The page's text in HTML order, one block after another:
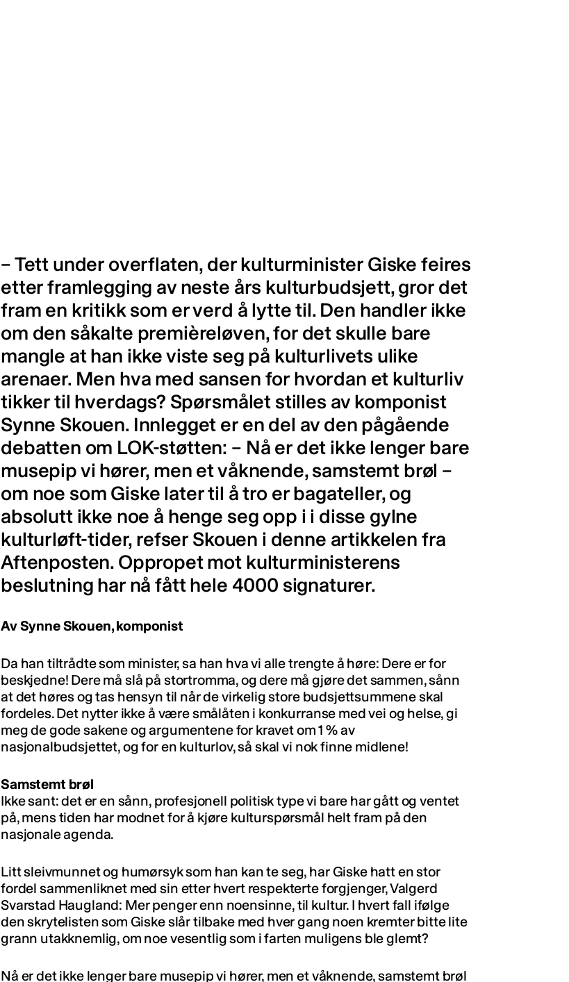
– Tett under overflaten, der kulturminister Giske feires
etter framlegging av neste års kulturbudsjett, gror det
fram en kritikk som er verd å lytte til. Den handler ikke
om den såkalte premièreløven, for det skulle bare
mangle at han ikke viste seg på kulturlivets ulike
arenaer. Men hva med sansen for hvordan et kulturliv
tikker til hverdags? Spørsmålet stilles av komponist
Synne Skouen. Innlegget er en del av den pågående
debatten om LOK-støtten: – Nå er det ikke lenger bare
musepip vi hører, men et våknende, samstemt brøl –
om noe som Giske later til å tro er bagateller, og
absolutt ikke noe å henge seg opp i i disse gylne
kulturløft-tider, refser Skouen i denne artikkelen fra
Aftenposten. Oppropet mot kulturministerens
beslutning har nå fått hele 4000 signaturer.
Av Synne Skouen, komponist
Da han tiltrådte som minister, sa han hva vi alle trengte å høre: Dere er for
beskjedne! Dere må slå på stortromma, og dere må gjøre det sammen, sånn
at det høres og tas hensyn til når de virkelig store budsjettsummene skal
fordeles. Det nytter ikke å være smålåten i konkurranse med vei og helse, gi
meg de gode sakene og argumentene for kravet om 1 % av
nasjonalbudsjettet, og for en kulturlov, så skal vi nok finne midlene!
Samstemt brøl
Ikke sant: det er en sånn, profesjonell politisk type vi bare har gått og ventet
på, mens tiden har modnet for å kjøre kulturspørsmål helt fram på den
nasjonale agenda.
Litt sleivmunnet og humørsyk som han kan te seg, har Giske hatt en stor
fordel sammenliknet med sin etter hvert respekterte forgjenger, Valgerd
Svarstad Haugland: Mer penger enn noensinne, til kultur. I hvert fall ifølge
den skrytelisten som Giske slår tilbake med hver gang noen kremter bitte lite
grann utakknemlig, om noe vesentlig som i farten muligens ble glemt?
Nå er det ikke lenger bare musepip vi hører, men et våknende, samstemt brøl